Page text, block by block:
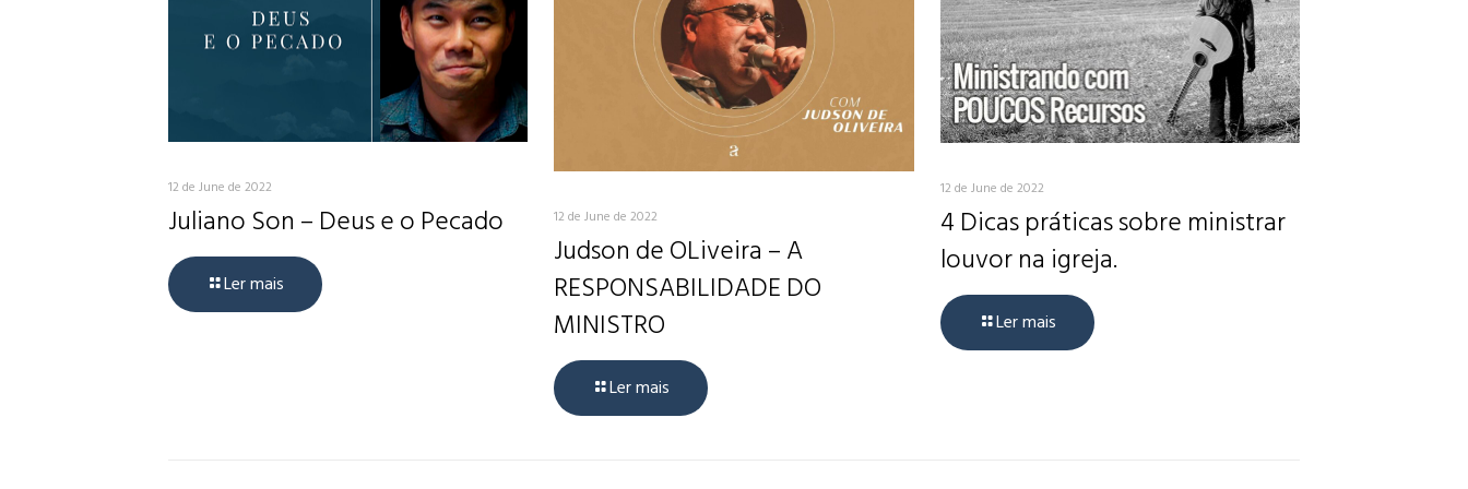
12 de June de 2022
Juliano Son – Deus e o Pecado
Ler mais
12 de June de 2022
Judson de OLiveira – A
RESPONSABILIDADE DO
MINISTRO
Ler mais
12 de June de 2022
4 Dicas práticas sobre ministrar
louvor na igreja.
Ler mais